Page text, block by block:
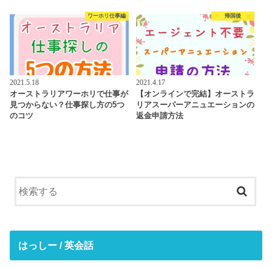
ワーホリ仕事編
2021.5.18
オーストラリアワーホリで仕事が
見つからない？仕事探し方の5つ
のコツ
帰国後
2021.4.17
【オンラインで完結】オーストラ
リアスーパーアニュエーションの
返金申請方法
はっしー / 英会話